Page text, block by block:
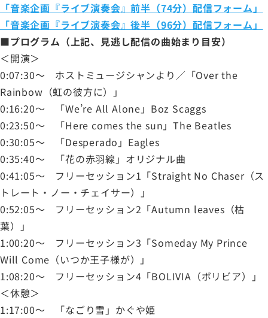
「音楽企画『ライブ演奏会』前半（74分）配信フォーム」
「音楽企画『ライブ演奏会』後半（96分）配信フォーム」
■プログラム（上記、見逃し配信の曲始まり目安）
＜開演＞
0:07:30～ ホストミュージシャンより／「Over the
Rainbow（虹の彼方に）」
0:16:20～ 「We’re All Alone」Boz Scaggs
0:23:50～ 「Here comes the sun」The Beatles
0:30:05～ 「Desperado」Eagles
0:35:40～ 「花の赤羽線」オリジナル曲
0:41:05～ フリーセッション1「Straight No Chaser（ス
トレート・ノー・チェイサー）」
0:52:05～ フリーセッション2「Autumn leaves（枯
葉）」
1:00:20～ フリーセッション3「Someday My Prince
Will Come（いつか王子様が）」
1:08:20～ フリーセッション4「BOLIVIA（ボリビア）」
＜休憩＞
1:17:00～ 「なごり雪」かぐや姫